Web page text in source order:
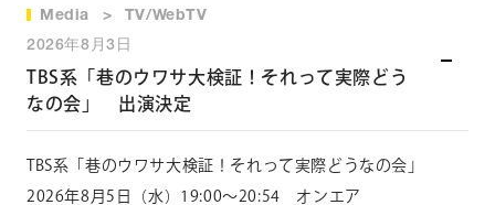
（2023年～）、SBC信越放送「ずくだせテレビ」（2023年
～）
Media
TV/WebTV
2026年8月3日
TBS系「巷のウワサ大検証！それって実際どう
なの会」 出演決定
TBS系「巷のウワサ大検証！それって実際どうなの会」
2026年8月5日（水）19:00～20:54 オンエア